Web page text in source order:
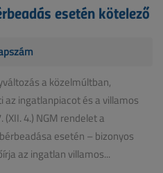
esetén kötelező
a közelmúltban,
az ingatlanpiacot és a villamos
4.) NGM rendelet a
esetén – bizonyos
az ingatlan villamos...